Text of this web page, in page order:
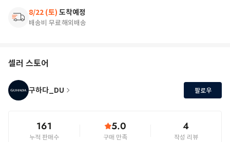
8/22 (토) 도착예정
배송비 무료해외배송
셀러 스토어
구하다_DU 팔로우
161
누적 판매수
5.0
구매 만족
4
작성 리뷰